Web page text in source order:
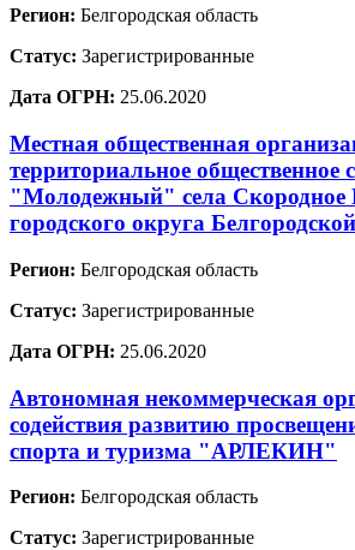
Регион: Белгородская область
Статус: Зарегистрированные
Дата ОГРН: 25.06.2020
Местная общественная
территориальное общественное
"Молодежный" села Скородное
городского округа
Регион: Белгородская область
Статус: Зарегистрированные
Дата ОГРН: 25.06.2020
Автономная некоммерческая
содействия развитию
спорта и туризма "АРЛЕКИН"
Регион: Белгородская область
Статус: Зарегистрированные